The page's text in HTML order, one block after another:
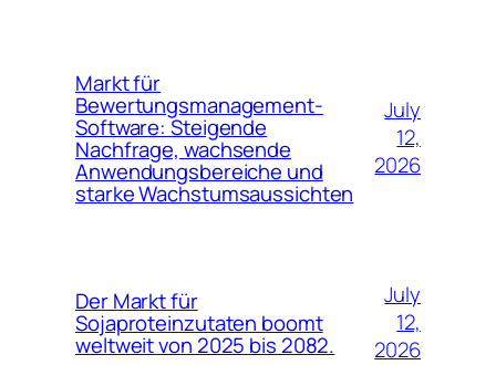
Markt für
Bewertungsmanagement-
Software: Steigende
Nachfrage, wachsende
Anwendungsbereiche und
starke Wachstumsaussichten
July
12,
2026
Der Markt für
Sojaproteinzutaten boomt
weltweit von 2025 bis 2082.
July
12,
2026